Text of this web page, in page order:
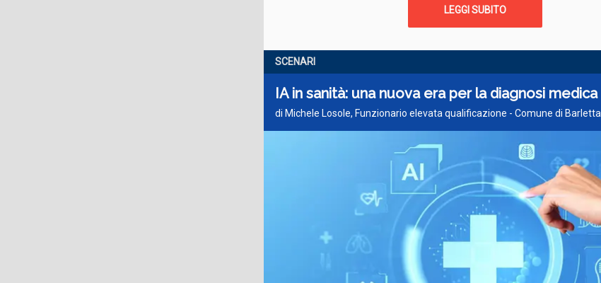
LEGGI SUBITO
SCENARI
IA in sanità: una nuova era per la diagnosi medica
di Michele Losole, Funzionario elevata qualificazione - Comune di Barletta